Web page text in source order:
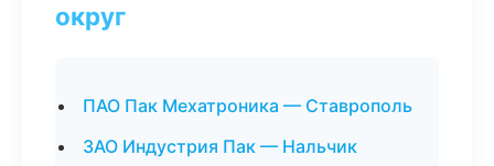
округ
ПАО Пак Мехатроника — Ставрополь
ЗАО Индустрия Пак — Нальчик